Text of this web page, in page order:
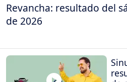
Revancha: resultado del
de 2026